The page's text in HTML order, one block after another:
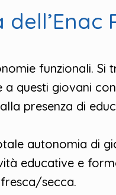
funzionali. Si
questi giovani
presenza di
autonomia di
educative e
secca.